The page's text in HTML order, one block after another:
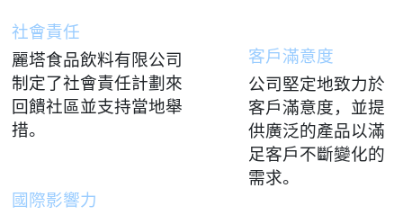
社會責任
麗塔食品飲料有限公司
制定了社會責任計劃來
回饋社區並支持當地舉
措。
國際影響力
客戶滿意度
公司堅定地致力於
客戶滿意度，並提
供廣泛的產品以滿
足客戶不斷變化的
需求。